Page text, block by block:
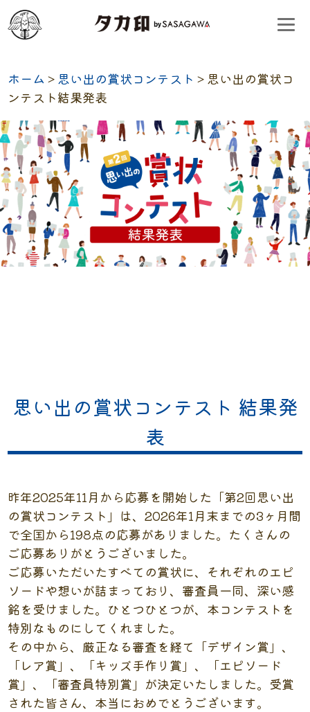
ホーム ＞ 思い出の賞状コンテスト ＞思い出の賞状コ
ンテスト結果発表
思い出の賞状コンテスト 結果発
表
昨年2025年11月から応募を開始した「第2回思い出
の賞状コンテスト」は、2026年1月末までの3ヶ月間
で全国から198点の応募がありました。たくさんの
ご応募ありがとうございました。
ご応募いただいたすべての賞状に、それぞれのエピ
ソードや想いが詰まっており、審査員一同、深い感
銘を受けました。ひとつひとつが、本コンテストを
特別なものにしてくれました。
その中から、厳正なる審査を経て「デザイン賞」、
「レア賞」、「キッズ手作り賞」、「エピソード
賞」、「審査員特別賞」が決定いたしました。受賞
された皆さん、本当におめでとうございます。